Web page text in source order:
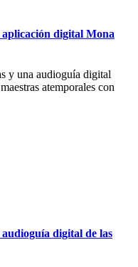
digital Mona
y una audioguía digital
atemporales con
digital de las